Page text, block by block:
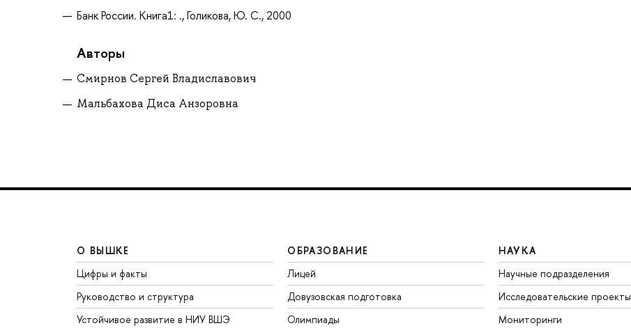
Банк России. Книга1: ., Голикова, Ю. С., 2000
Авторы
Смирнов Сергей Владиславович
Мальбахова Диса Анзоровна
О ВЫШКЕ
Цифры и факты
Руководство и структура
Устойчивое развитие в НИУ ВШЭ
ОБРАЗОВАНИЕ
Лицей
Довузовская подготовка
Олимпиады
НАУКА
Научные подразделения
Исследовательские проекты
Мониторинги